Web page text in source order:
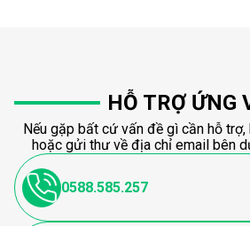
HỖ TRỢ ỨNG
Nếu gặp bất cứ vấn đề gì cần hỗ
hoặc gửi thư về địa chỉ email bên
0588.585.257